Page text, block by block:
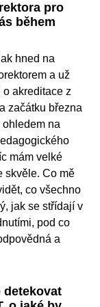
pro
během
hned na
a už
akreditace z
začátku března
na
mám velké
skvěle. Co mě
co všechno
jak se střídají v
pod co
a
detekovat